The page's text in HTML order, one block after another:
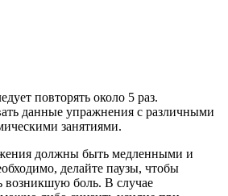
повторять около 5 раз.
данные упражнения с различными
занятиями.
должны быть медленными и
делайте паузы, чтобы
возникшую боль. В случае